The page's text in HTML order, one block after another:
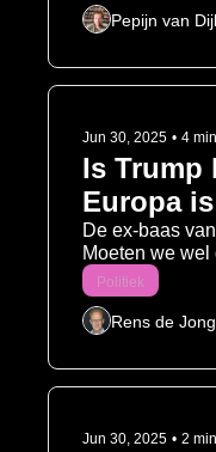
Pepijn van
Jun 30, 2025 • 4
Is Trump
Europa
De ex-baas
Moeten we wel
Politiek
Rens de Jong
Jun 30, 2025 • 2